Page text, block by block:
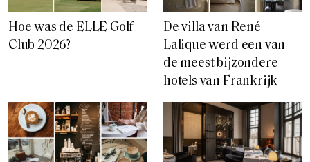
Hoe was de ELLE Golf
Club 2026?
De villa van René
Lalique werd een van
de meest bijzondere
hotels van Frankrijk